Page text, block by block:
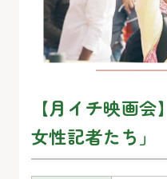
【月イチ映画
女性記者たち」